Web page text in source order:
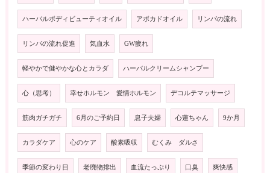
ハーバルボディビューティオイル アボカドオイル リンパの流れ
リンパの流れ促進 気血水 GW疲れ
軽やかで健やかな心とカラダ ハーバルクリームシャンプー
心（思考） 幸せホルモン 愛情ホルモン デコルテマッサージ
筋肉ガチガチ 6月のご予約日 息子夫婦 心蓮ちゃん 9か月
カラダケア 心のケア 酸素吸収 むくみ ダルさ
季節の変わり目 老廃物排出 血流たっぷり 口臭 爽快感